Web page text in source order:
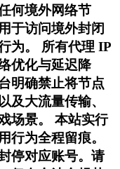
何境外网络节
于访问境外封闭
为。 所有代理 IP
优化与延迟降
明确禁止将节点
及大流量传输、
场景。 本站实行
行为全程留痕。
停对应账号。请